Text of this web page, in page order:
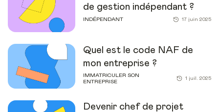
de gestion indépendant ?
INDÉPENDANT 17 juin 2025
Quel est le code NAF de
mon entreprise ?
IMMATRICULER SON
ENTREPRISE
1 juil. 2025
Devenir chef de projet